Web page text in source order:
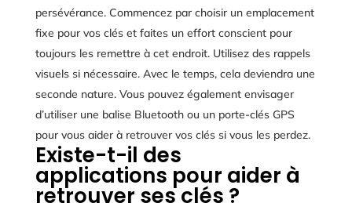
persévérance. Commencez par choisir un emplacement
fixe pour vos clés et faites un effort conscient pour
toujours les remettre à cet endroit. Utilisez des rappels
visuels si nécessaire. Avec le temps, cela deviendra une
seconde nature. Vous pouvez également envisager
d’utiliser une balise Bluetooth ou un porte-clés GPS
pour vous aider à retrouver vos clés si vous les perdez.
Existe-t-il des
applications pour aider à
retrouver ses clés ?